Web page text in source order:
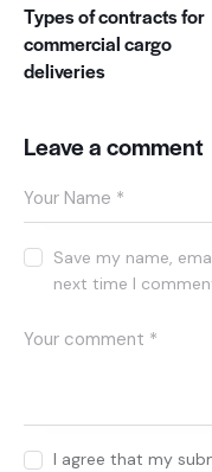
Types of contracts for
commercial cargo
deliveries
Leave a comment
Save my name,
next time I
I agree that my